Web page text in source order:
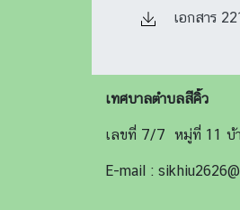
เอกสาร
เทศบาลตำบลสีคิ้ว
เลขที่ 7/7 หมู่ที่ 11 บ้
E-mail :